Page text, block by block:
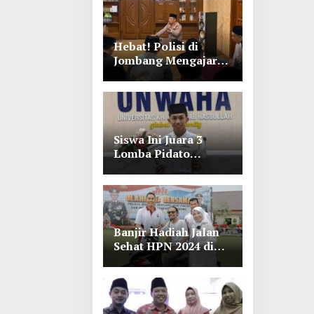
Hebat! Polisi di
Jombang Mengajar
Para Santri Mengaji
Siswa Ini Juara 3
Lomba Pidato
Bahasa Arab se Jawa
Timur-Bali di
Unwaha Jombang
Banjir Hadiah Jalan
Sehat HPN 2024 di
Polres Jombang,
Lihat Tuh Wartawan
Dapat Motor